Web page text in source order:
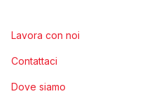
Lavora con noi
Contattaci
Dove siamo